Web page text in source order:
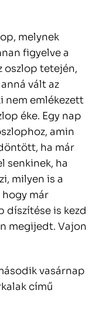
melynek
figyelve a
oszlop tetején,
vált az
nem emlékezett
éke. Egy nap
amin
ha már
senkinek, ha
milyen is a
hogy már
díszítése is kezd
megijedt. Vajon
vasárnap
című